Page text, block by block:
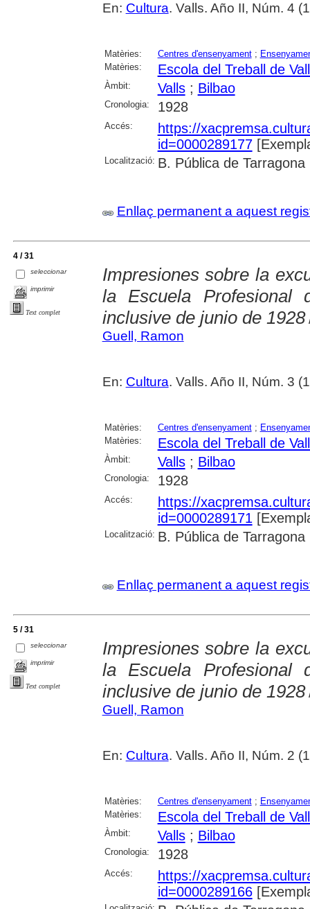
En: Cultura. Valls. Año II, Núm. 4
Matèries: Centres d'ensenyament;
Matèries:
Escola del Treball de
Àmbit: Valls; Bilbao
Cronologia: 1928
Accés:
https://
id=0000289177
Localització: B. Pública de Tarragona
Enllaç permanent a aquest
4 / 31
seleccionar
imprimir
Text complet
Impresiones sobre la
la Escuela
inclusive de junio de 1928
Guell, Ramon
En: Cultura. Valls. Año II, Núm. 3
Matèries: Centres d'ensenyament;
Matèries:
Escola del Treball de
Àmbit: Valls; Bilbao
Cronologia: 1928
Accés:
https://
id=0000289171
Localització: B. Pública de Tarragona
Enllaç permanent a aquest
5 / 31
seleccionar
imprimir
Text complet
Impresiones sobre la
la Escuela
inclusive de junio de 1928
Guell, Ramon
En: Cultura. Valls. Año II, Núm. 2
Matèries: Centres d'ensenyament;
Matèries:
Escola del Treball de
Àmbit: Valls; Bilbao
Cronologia: 1928
Accés:
https://
id=0000289166